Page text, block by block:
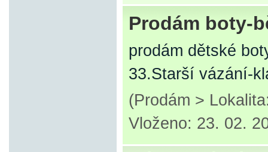
Prodám boty-
prodám dětské
33.Starší vázání-
(Prodám >
Vloženo: 23. 02.